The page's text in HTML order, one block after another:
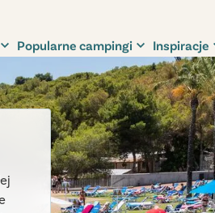
Popularne campingi Inspiracje